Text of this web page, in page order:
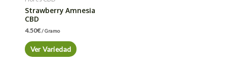
Strawberry Amnesia
CBD
4.50€/ Gramo
Ver Variedad